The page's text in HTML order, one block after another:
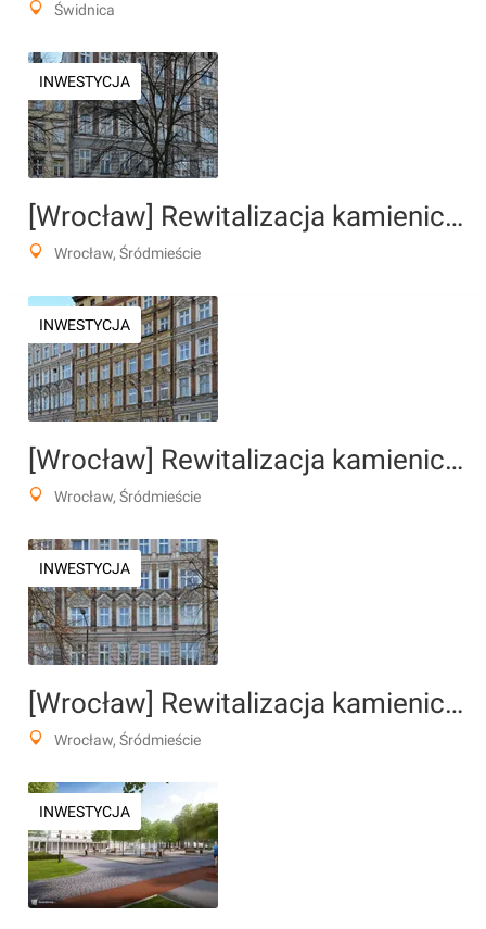
Świdnica
INWESTYCJA
[Wrocław] Rewitalizacja kamienicy, pl. Strzelecki 12
Wrocław, Śródmieście
INWESTYCJA
[Wrocław] Rewitalizacja kamienicy, pl. Strzelecki 16
Wrocław, Śródmieście
INWESTYCJA
[Wrocław] Rewitalizacja kamienicy, pl. Strzelecki 14
Wrocław, Śródmieście
INWESTYCJA